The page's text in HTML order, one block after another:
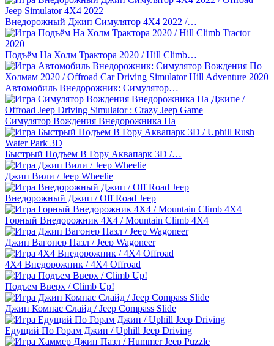
Внедорожный Джип Симулятор 4X4 2022 /…
Подъём На Холм Трактора 2020 / Hill Climb…
Автомобиль Внедорожник: Симулятор…
Симулятор Вождения Внедорожника На
Быстрый Подъем В Гору Аквапарк 3D /…
Джип Вили / Jeep Wheelie
Внедорожный Джип / Off Road Jeep
Горный Внедорожник 4X4 / Mountain Climb 4X4
Джип Вагонер Пазл / Jeep Wagoneer
4Х4 Внедорожник / 4X4 Offroad
Подъем Вверх / Climb Up!
Джип Компас Слайд / Jeep Compass Slide
Едущий По Горам Джип / Uphill Jeep Driving